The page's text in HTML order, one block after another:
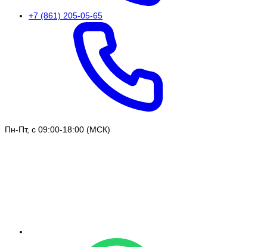
+7 (861) 205-05-65
Пн-Пт, с 09:00-18:00 (МСК)